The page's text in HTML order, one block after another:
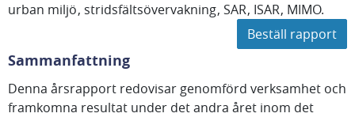
urban miljö stridsfältsövervakning SAR ISAR MIMO.
Beställ rapport
Sammanfattning
Denna årsrapport redovisar genomförd verksamhet och
framkomna resultat under det andra året inom det